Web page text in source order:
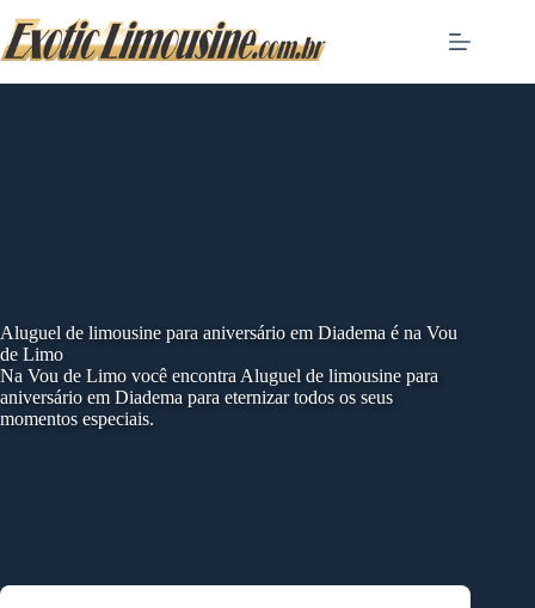
to
content
Aluguel de limousine para aniversário em Diadema é na Vou
de Limo
Na Vou de Limo você encontra Aluguel de limousine para
aniversário em Diadema para eternizar todos os seus
momentos especiais.